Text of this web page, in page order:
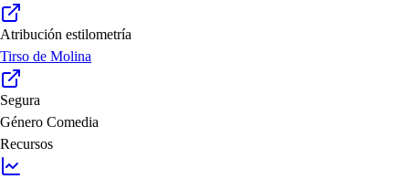
Atribución estilometría
Tirso de Molina
Segura
Género Comedia
Recursos